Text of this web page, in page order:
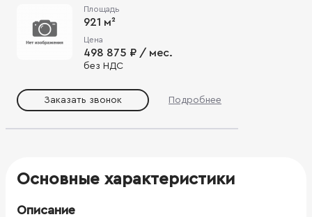
Площадь
921 м²
Цена
498 875 ₽ / мес.
без НДС
Заказать звонок Подробнее
Основные характеристики
Описание